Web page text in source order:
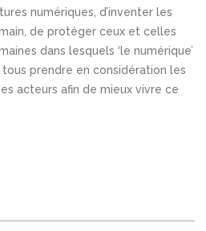
numériques, d’inventer les
de protéger ceux et celles
dans lesquels ‘le numérique’
tous prendre en considération les
acteurs afin de mieux vivre ce